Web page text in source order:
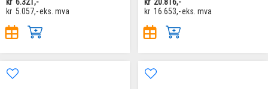
kr 5.057,-eks. mva
kr 16.653,-eks. mva